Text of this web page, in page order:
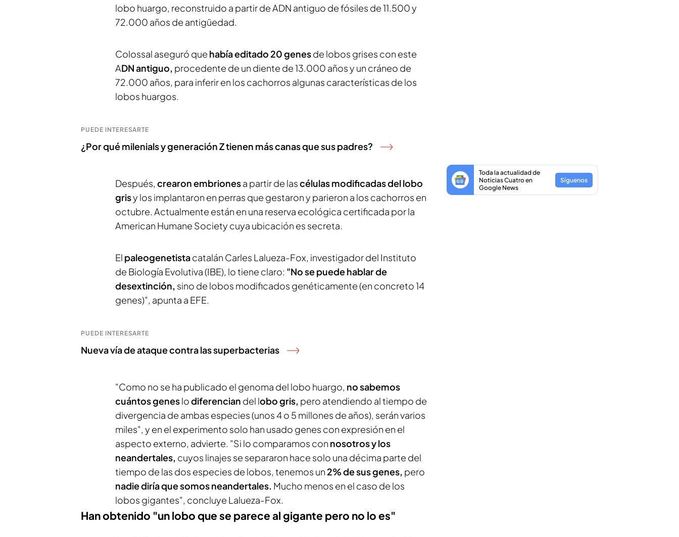
lobo huargo, reconstruido a partir de ADN antiguo de fósiles de 11.500 y
72.000 años de antigüedad.
Colossal aseguró que había editado 20 genesde lobos grises con este
ADN antiguo, procedente de un diente de 13.000 años y un cráneo de
72.000 años, para inferir en los cachorros algunas características de los
lobos huargos.
PUEDE INTERESARTE
¿Por qué milenials y generación Z tienen más canas que sus padres?
Después, crearon embrionesa partir de lascélulas modificadas del lobo
grisy los implantaron en perras que gestaron y parieron a los cachorros en
octubre. Actualmente están en una reserva ecológica certificada por la
American Humane Society cuya ubicación es secreta.
El paleogenetistacatalán Carles Lalueza-Fox, investigador del Instituto
de Biología Evolutiva (IBE), lo tiene claro: "No se puede hablar de
desextinción, sino de lobos modificados genéticamente (en concreto 14
genes)", apunta a EFE.
PUEDE INTERESARTE
Nueva vía de ataque contra las superbacterias
"Como no se ha publicado el genoma del lobo huargo, no sabemos
cuántos geneslodiferencian del lobo gris, pero atendiendo al tiempo de
divergencia de ambas especies (unos 4 o 5 millones de años), serán varios
miles", y en el experimento solo han usado genes con expresión en el
aspecto externo, advierte. "Si lo comparamos con nosotros y los
neandertales, cuyos linajes se separaron hace solo una décima parte del
tiempo de las dos especies de lobos, tenemos un 2% de sus genes, pero
nadie diría que somos neandertales. Mucho menos en el caso de los
lobos gigantes", concluye Lalueza-Fox.
Han obtenido "un lobo que se parece al gigante pero no lo es"
Toda la actualidad de
Noticias Cuatro en
Google News
Síguenos